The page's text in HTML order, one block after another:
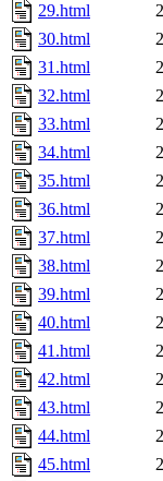
29.html
30.html
31.html
32.html
33.html
34.html
35.html
36.html
37.html
38.html
39.html
40.html
41.html
42.html
43.html
44.html
45.html